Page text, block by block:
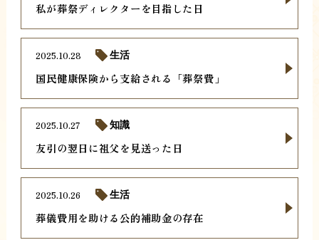
私が葬祭ディレクターを目指した日
国民健康保険から支給される「葬祭費」
2025.10.28 生活
友引の翌日に祖父を見送った日
2025.10.27 知識
葬儀費用を助ける公的補助金の存在
2025.10.26 生活